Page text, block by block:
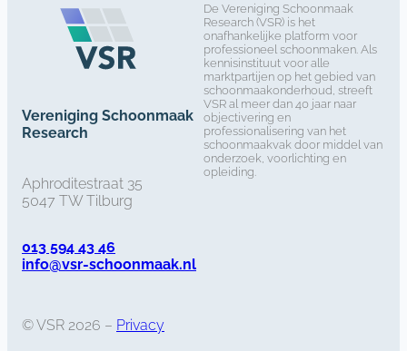
Vereniging Schoonmaak
Research
Aphroditestraat 35
5047 TW Tilburg
013 594 43 46
info@vsr-schoonmaak.nl
De Vereniging Schoonmaak
Research (VSR) is het
onafhankelijke platform voor
professioneel schoonmaken. Als
kennisinstituut voor alle
marktpartijen op het gebied van
schoonmaakonderhoud, streeft
VSR al meer dan 40 jaar naar
objectivering en
professionalisering van het
schoonmaakvak door middel van
onderzoek, voorlichting en
opleiding.
© VSR 2026 – Privacy